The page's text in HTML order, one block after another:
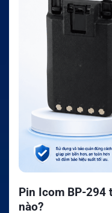
Pin Icom BP-
nào?